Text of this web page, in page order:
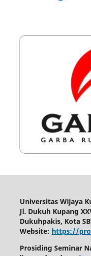
Universitas Wijaya
Jl. Dukuh Kupang
Dukuhpakis, Kota
Website: https://
Prosiding Seminar